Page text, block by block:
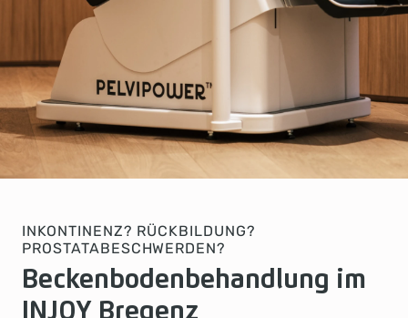
INKONTINENZ? RÜCKBILDUNG?
PROSTATABESCHWERDEN?
Beckenbodenbehandlung im
INJOY Bregenz